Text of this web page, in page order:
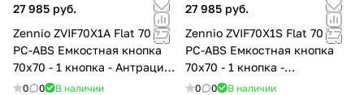
27 985 руб.
Zennio ZVIF70X1A Flat 70 Х1.
PC-ABS Емкостная кнопка
70x70 - 1 кнопка - Антрацит
(рамка ZS70 не входит в
0 0 В наличии
27 985 руб.
Zennio ZVIF70X1S Flat 70 Х1.
PC-ABS Емкостная кнопка
70x70 - 1 кнопка -
Серебристый (рамка ZS70 не
0 0 В наличии